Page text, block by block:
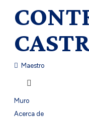
Maestro
Muro
Acerca de